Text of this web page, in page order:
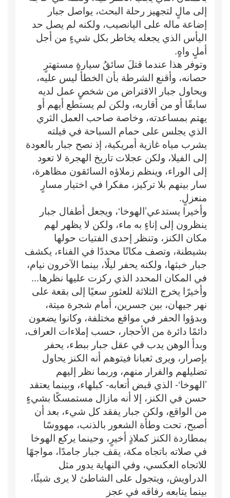
إلى مالٍ لتجهيز رحلة البحث، يواصل جبار
إضاعة ماله على اليانصيب، ولكنه لم يصل حد
اليأس الذي يجعله يخاطر بكل شيءٍ من أجل
أملٍ واهٍ.
وتوفر هذا عندما قتلَ سائقُ سيارةٍ مستهترٍ
حصانه، وأقنع الشرطة بأن الخطأ ليس عليه،
ويحاول جبار الاقتراض من شخصٍ عمل لديه
سابقًا أو من أقاربه، ولكن لم يستطع أيهم أو
يهتم بمساعدته، وخاصة صاحب العمل الثري
الذي يجلس على حمام السباحة في فيلته
يشرب مياه غازية أمريكية، إذ نصح جبار بالعودة
إلى الفيلا، ولكن عجلات تاريخ الهجرة لا تعود
إلى الوراء، وينظم زملاؤه السائقون مظاهرة،
سار بينهم بلا تركيز، مفكرا في اختيار مسارٍ
منعزلٍ.
وأخيرا يستدعي’الهوخا‘، ويجعل أطفال جبار
ينظرون إلى إناءٍ به ماء، ولكن لا يظهر لهم
مكان الكنز، وتنظر إحدى الفتيات حولها
بشيطنة، وتصف مكانًا محددًا في الفناء، يكشف
جبار خبثها، ولكنه يحفر ليلًا، بينما الآخرون نيام،
في المكان المحدد الذي ركزت عليها نظرها...
وأخيرًا يخرج الثلاثة للعثور سعيًا إلى بقعة على
نهر جيهان، بين جسرين، أمام شجرة ميتة،
وبدؤوا الحفر في مواقع مختلفة، وكانوا يضعون
دائمًا دائرة من الأحجار، حسب إملاءات العراف،
وبدأ الوهن يدب في عقل جبار ببطء، يحفر
بإصرار، ويرى ثعبانا فيتوهم أنه الكنز يحاول
تضليلهم والفرار منهم، وربما نظر إليهم
’الهوخا‘- الذي قبض أتعابه- كبلهاء، وبينما يعتقد
حسن في الكنز، إلا أنه مازال مستمسكًا بشيءٍ
من الواقع، ولكن جبار يفقد كل شيء، بعد أن
أصبح، تحت وطأة الشعور بالذنب، مهووسًا
بمطاردة الكنز كملاذٍ أخيرٍ، وحينما يركع الهوخا
في صلاته باتجاه مكة، يقف جبار جامدًا، مواجهًا
للاتجاه العكسي، وفي النهاية يدور مثل
الدراويش، ويتجول على الشاطئ لا يرى شيئًا،
بينما يتابعه رفاقه في عجز